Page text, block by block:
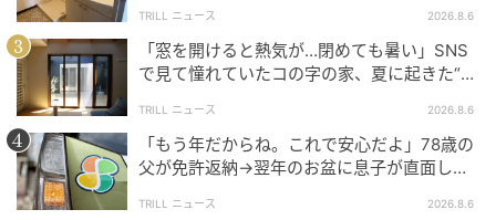
次の記事
#1 夫の「元不倫相手」から、１通の手紙が
届きました。
プロフィール
西山雄介
TRILL ニュース 2026.8.6
「窓を開けると熱気が…閉めても暑い」SNS
で見て憧れていたコの字の家、夏に起きた“想
TRILL ニュース 2026.8.6
「もう年だからね。これで安心だよ」78歳の
父が免許返納→翌年のお盆に息子が直面し
TRILL ニュース 2026.8.6